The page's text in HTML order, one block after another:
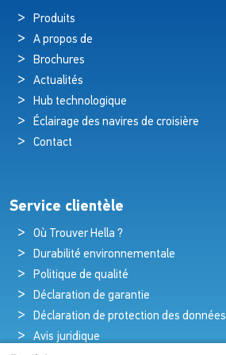
Produits
A propos de
Brochures
Actualités
Hub technologique
Éclairage des navires de croisière
Contact
Service clientèle
Où Trouver Hella ?
Durabilité environnementale
Politique de qualité
Déclaration de garantie
Déclaration de protection des données
Avis juridique